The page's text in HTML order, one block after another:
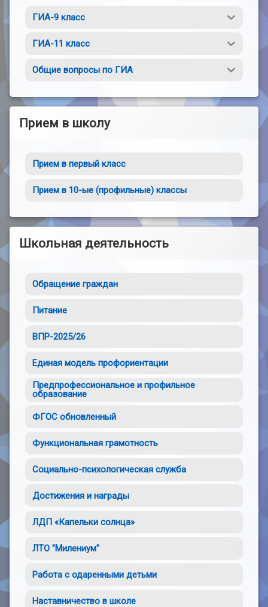
ГИА-9 класс
ГИА-11 класс
Общие вопросы по ГИА
Прием в школу
Прием в первый класс
Прием в 10-ые (профильные) классы
Школьная деятельность
Обращение граждан
Питание
ВПР-2025/26
Единая модель профориентации
Предпрофессиональное и профильное
образование
ФГОС обновленный
Функциональная грамотность
Социально-психологическая служба
Достижения и награды
ЛДП «Капельки солнца»
ЛТО "Милениум"
Работа с одаренными детьми
Наставничество в школе